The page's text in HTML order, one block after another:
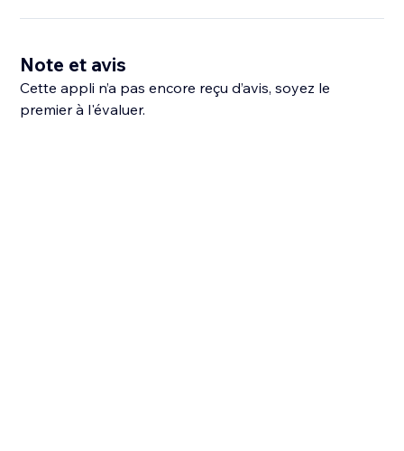
Note et avis
Cette appli n’a pas encore reçu d’avis, soyez le
premier à l'évaluer.